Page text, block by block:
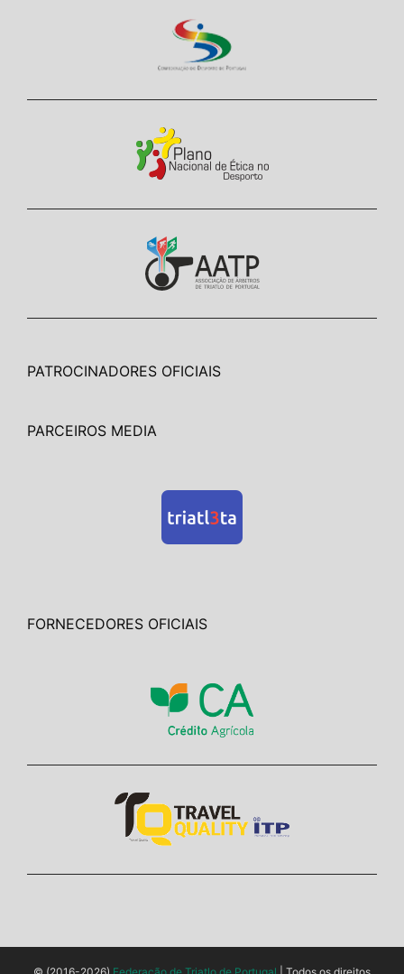
PATROCINADORES OFICIAIS
PARCEIROS MEDIA
FORNECEDORES OFICIAIS